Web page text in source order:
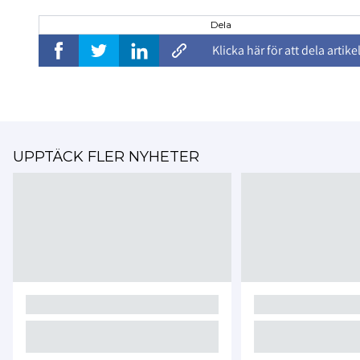
Dela
Klicka här för att dela
UPPTÄCK FLER NYHETER